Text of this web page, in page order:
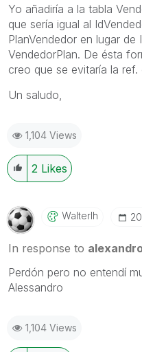
Yo añadiría a la tabla
que sería igual al
PlanVendedor en lugar de
VendedorPlan. De ésta
creo que se evitaría la ref.
Un saludo,
1,104 Views
2 Likes
Walterlh
In response to
Perdón pero no entendí
Alessandro
1,104 Views